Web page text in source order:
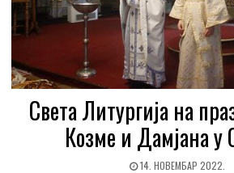
Света Литургија на
Козме и Дамјана у
14. НОВЕМБАР 2022.